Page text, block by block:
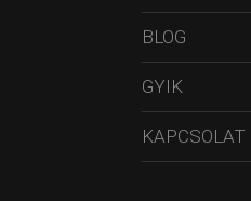
BLOG
GYIK
KAPCSOLAT